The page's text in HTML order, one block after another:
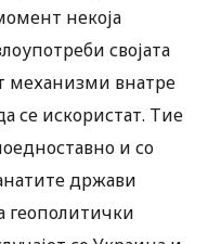
некоја
својата
механизми внатре
се искористат. Тие
и со
држави
геополитички